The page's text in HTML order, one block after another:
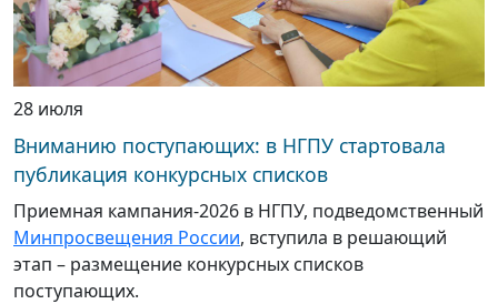
28 июля
Вниманию поступающих: в НГПУ стартовала
публикация конкурсных списков
Приемная кампания-2026 в НГПУ, подведомственный
Минпросвещения России, вступила в решающий
этап – размещение конкурсных списков
поступающих.